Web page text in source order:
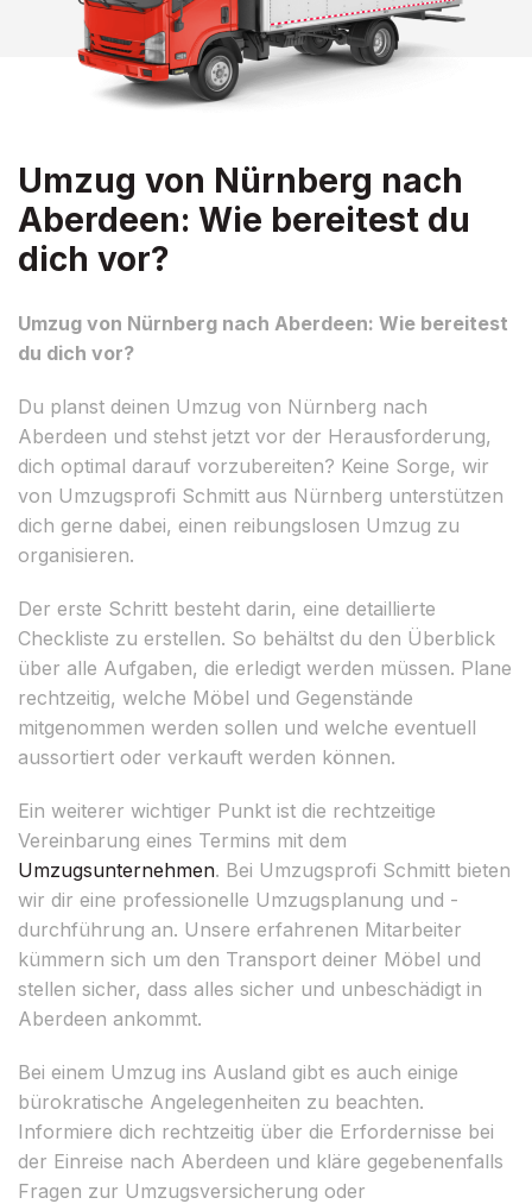
Umzug von Nürnberg nach
Aberdeen: Wie bereitest du
dich vor?
Umzug von Nürnberg nach Aberdeen: Wie bereitest
du dich vor?
Du planst deinen Umzug von Nürnberg nach
Aberdeen und stehst jetzt vor der Herausforderung,
dich optimal darauf vorzubereiten? Keine Sorge, wir
von Umzugsprofi Schmitt aus Nürnberg unterstützen
dich gerne dabei, einen reibungslosen Umzug zu
organisieren.
Der erste Schritt besteht darin, eine detaillierte
Checkliste zu erstellen. So behältst du den Überblick
über alle Aufgaben, die erledigt werden müssen. Plane
rechtzeitig, welche Möbel und Gegenstände
mitgenommen werden sollen und welche eventuell
aussortiert oder verkauft werden können.
Ein weiterer wichtiger Punkt ist die rechtzeitige
Vereinbarung eines Termins mit dem
Umzugsunternehmen. Bei Umzugsprofi Schmitt bieten
wir dir eine professionelle Umzugsplanung und -
durchführung an. Unsere erfahrenen Mitarbeiter
kümmern sich um den Transport deiner Möbel und
stellen sicher, dass alles sicher und unbeschädigt in
Aberdeen ankommt.
Bei einem Umzug ins Ausland gibt es auch einige
bürokratische Angelegenheiten zu beachten.
Informiere dich rechtzeitig über die Erfordernisse bei
der Einreise nach Aberdeen und kläre gegebenenfalls
Fragen zur Umzugsversicherung oder